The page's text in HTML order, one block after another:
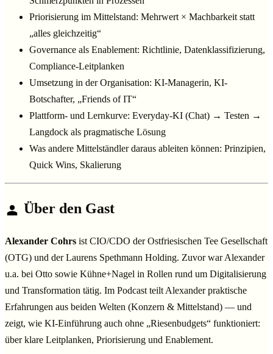
Priorisierung im Mittelstand: Mehrwert × Machbarkeit statt
„alles gleichzeitig“
Governance als Enablement: Richtlinie, Datenklassifizierung,
Compliance-Leitplanken
Umsetzung in der Organisation: KI-Managerin, KI-
Botschafter, „Friends of IT“
Plattform- und Lernkurve: Everyday-KI (Chat) → Testen →
Langdock als pragmatische Lösung
Was andere Mittelständler daraus ableiten können: Prinzipien,
Quick Wins, Skalierung
Über den Gast
Alexander Cohrs ist CIO/CDO der Ostfriesischen Tee Gesellschaft
(OTG) und der Laurens Spethmann Holding. Zuvor war Alexander
u.a. bei Otto sowie Kühne+Nagel in Rollen rund um Digitalisierung
und Transformation tätig. Im Podcast teilt Alexander praktische
Erfahrungen aus beiden Welten (Konzern & Mittelstand) — und
zeigt, wie KI-Einführung auch ohne „Riesenbudgets“ funktioniert:
über klare Leitplanken, Priorisierung und Enablement.